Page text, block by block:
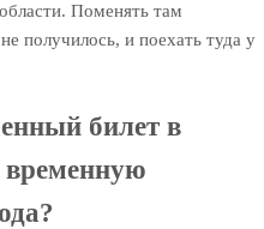
Поменять там
получилось, и поехать туда у
билет в
временную